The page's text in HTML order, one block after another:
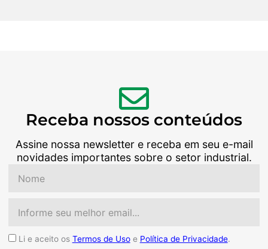
Receba nossos conteúdos
Assine nossa newsletter e receba em seu e-mail
novidades importantes sobre o setor industrial.
AceiteLi e aceito os Termos de Usoe Política de Privacidade.